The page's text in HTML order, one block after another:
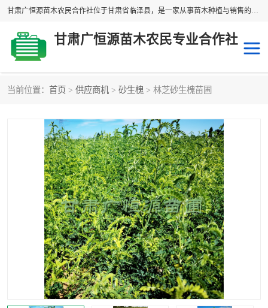
甘肃广恒源苗木农民合作社位于甘肃省临泽县，是一家从事苗木种植与销售的农民合作组织，合作社拥有苗木基地1500多亩，种植苗木品种40多个，年产各类苗木2000多万株。主营：白刺苗、红柳苗、梭梭苗等，我们以“种植一流的苗子，诚信经营”的经营理念，竭诚为每一位客户做优质的服务，欢迎来电咨询！
甘肃广恒源苗木农民专业合作社
当前位置： 首页 > 供应商机 > 砂生槐 > 林芝砂生槐苗圃
圆冠榆 柠条
白刺苗
沙枣树 红柳苗
沙棘苗 柽柳苗
砂生槐 四翅滨藜